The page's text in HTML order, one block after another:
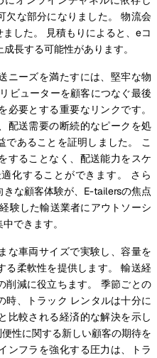
欠な部分になりました。 物流会
した。 見積もりによると、eコ
長する可能性があります。
ニーズを満たすには、堅牢な物
ビューターを顧客につなぐ最後
要とする重要なリンクです。
配送需要の断続的なピークを処
あることを証明しました。 こ
することなく、配送能力をスケ
化することができます。 さら
な顧客体験が、E-tailersの焦点
験した輸送業者にアウトソーシ
できます。
な車両サイズで実験し、容量を
る柔軟性を提供します。 輸送経
削減に役立ちます。 季節ごとの
時、トラック レンタルは十分に
比較される経済的な解決を示し
性に関する新しい顧客の期待を
ンフラを強化する圧力は、トラ